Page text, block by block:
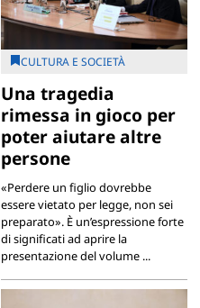
CULTURA E SOCIETÀ
Una tragedia
rimessa in gioco per
poter aiutare altre
persone
«Perdere un figlio dovrebbe
essere vietato per legge, non sei
preparato». È un’espressione forte
di significati ad aprire la
presentazione del volume ...